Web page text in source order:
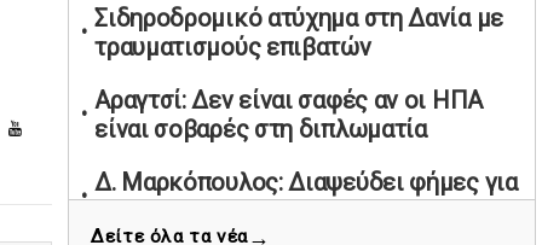
ένταση
01/05/2026 | 19:54
Βελόπουλος: Κριτική σε πολιτικούς
αρχηγούς για δηλώσεις την
Πρωτομαγιά
01/05/2026 | 19:33
Σιδηροδρομικό ατύχημα στη Δανία με
τραυματισμούς επιβατών
Αραγτσί: Δεν είναι σαφές αν οι ΗΠΑ
είναι σοβαρές στη διπλωματία
Δ. Μαρκόπουλος: Διαψεύδει φήμες για
Δείτε όλα τα νέα→